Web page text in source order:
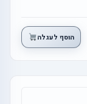
הוסף לעגלה